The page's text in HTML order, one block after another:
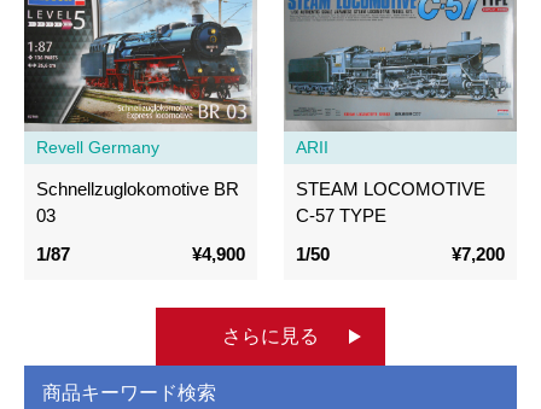
Revell Germany
Schnellzuglokomotive BR
03
1/87
¥4,900
ARII
STEAM LOCOMOTIVE
C-57 TYPE
1/50
¥7,200
さらに見る
商品キーワード検索